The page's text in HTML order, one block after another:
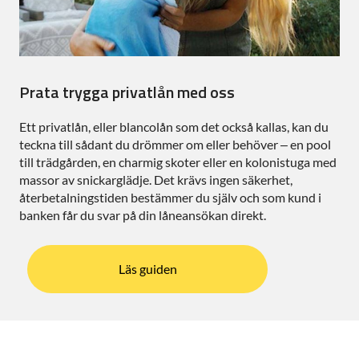
Prata trygga privatlån med oss
Ett privatlån, eller blancolån som det också kallas, kan du
teckna till sådant du drömmer om eller behöver – en pool
till trädgården, en charmig skoter eller en kolonistuga med
massor av snickarglädje. Det krävs ingen säkerhet,
återbetalningstiden bestämmer du själv och som kund i
banken får du svar på din låneansökan direkt.
Läs guiden